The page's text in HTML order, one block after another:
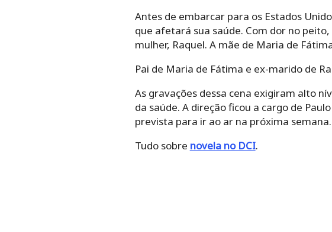
Antes de embarcar para os Estados
que afetará sua saúde. Com dor no
mulher, Raquel. A mãe de Maria de
Pai de Maria de Fátima e ex-marido de
As gravações dessa cena exigiram alto
da saúde. A direção ficou a cargo de
prevista para ir ao ar na próxima semana.
Tudo sobre novela no DCI.